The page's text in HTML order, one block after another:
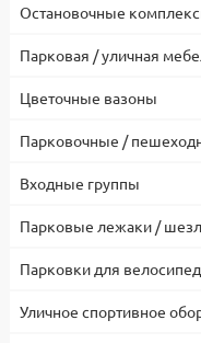
Остановочные
Парковая / уличная
Цветочные вазоны
Парковочные /
Входные группы
Парковые лежаки /
Парковки для
Уличное спортивное